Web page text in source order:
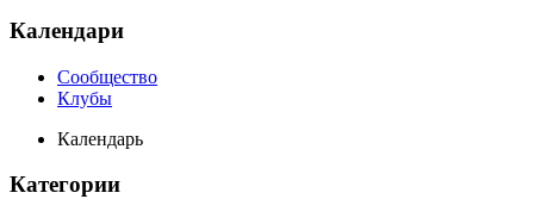
Календари
Сообщество
Клубы
Календарь
Категории